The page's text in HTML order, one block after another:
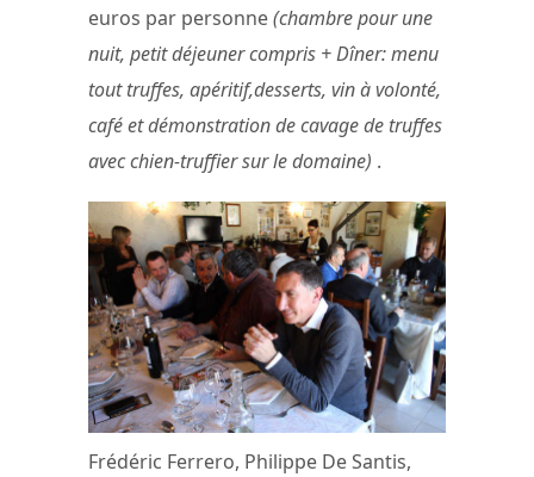
euros par personne(chambre pour une
nuit, petit déjeuner compris + Dîner: menu
tout truffes, apéritif,desserts, vin à volonté,
café et démonstration de cavage de truffes
avec chien-truffier sur le domaine) .
Frédéric Ferrero, Philippe De Santis,